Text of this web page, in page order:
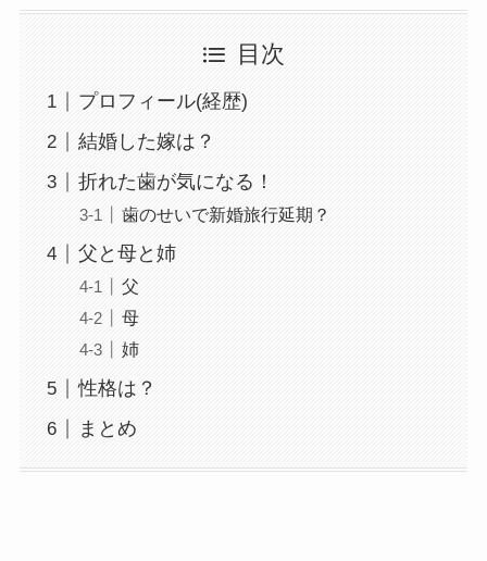
目次
プロフィール(経歴)
結婚した嫁は？
折れた歯が気になる！
歯のせいで新婚旅行延期？
父と母と姉
父
母
姉
性格は？
まとめ